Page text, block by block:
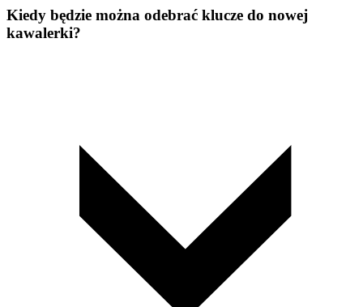
Kiedy będzie można odebrać klucze do nowej
kawalerki?